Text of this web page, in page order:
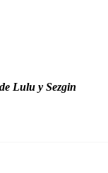
Lulu y Sezgin